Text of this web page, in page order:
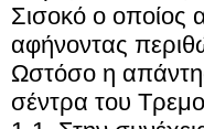
Σισοκό ο οποίος
αφήνοντας
Ωστόσο η
σέντρα του